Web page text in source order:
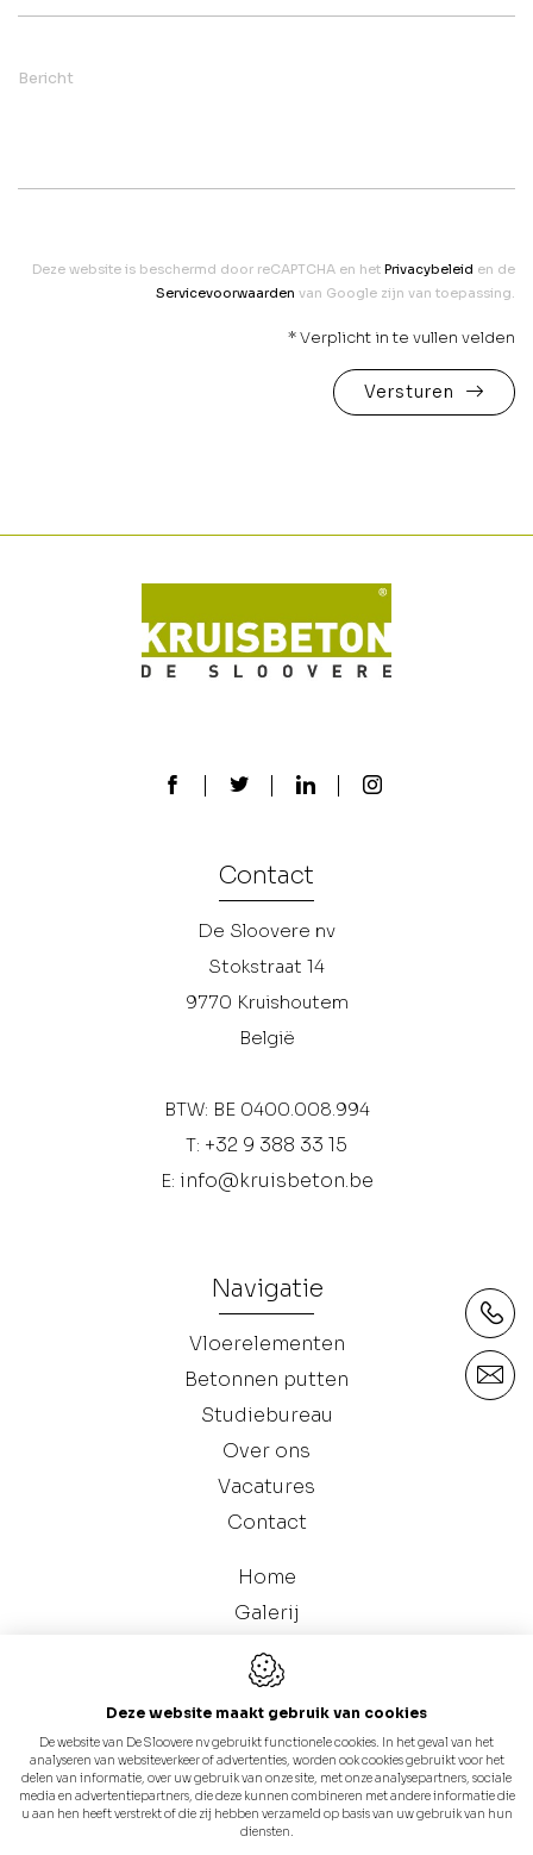
Bericht
Deze website is beschermd door reCAPTCHA en het Privacybeleid en de
Servicevoorwaarden van Google zijn van toepassing.
* Verplicht in te vullen velden
Versturen
Contact
De Sloovere nv
Stokstraat 14
9770 Kruishoutem
België
BTW: BE 0400.008.994
T: +32 9 388 33 15
E: info@kruisbeton.be
Navigatie
Vloerelementen
Betonnen putten
Studiebureau
Over ons
Vacatures
Contact
Home
Galerij
Catalogus (Betonnen Putten)
Webdesign by IDcreation 2024
Deze website maakt gebruik van cookies
De website van De Sloovere nv gebruikt functionele cookies. In het geval van het
analyseren van websiteverkeer of advertenties, worden ook cookies gebruikt voor het
delen van informatie, over uw gebruik van onze site, met onze analysepartners, sociale
media en advertentiepartners, die deze kunnen combineren met andere informatie die
u aan hen heeft verstrekt of die zij hebben verzameld op basis van uw gebruik van hun
diensten.